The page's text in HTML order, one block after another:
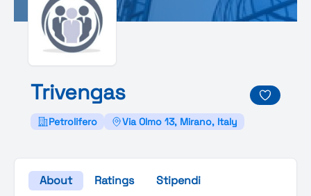
Trivengas
Petrolifero Via Olmo 13, Mirano, Italy
About Ratings Stipendi